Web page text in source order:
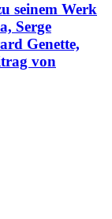
seinem Werk
Serge
Genette,
von